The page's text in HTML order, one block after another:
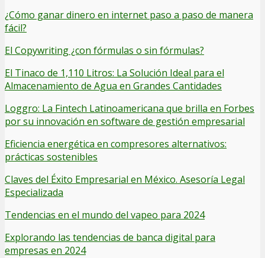
¿Cómo ganar dinero en internet paso a paso de manera
fácil?
El Copywriting ¿con fórmulas o sin fórmulas?
El Tinaco de 1,110 Litros: La Solución Ideal para el
Almacenamiento de Agua en Grandes Cantidades
Loggro: La Fintech Latinoamericana que brilla en Forbes
por su innovación en software de gestión empresarial
Eficiencia energética en compresores alternativos:
prácticas sostenibles
Claves del Éxito Empresarial en México. Asesoría Legal
Especializada
Tendencias en el mundo del vapeo para 2024
Explorando las tendencias de banca digital para
empresas en 2024